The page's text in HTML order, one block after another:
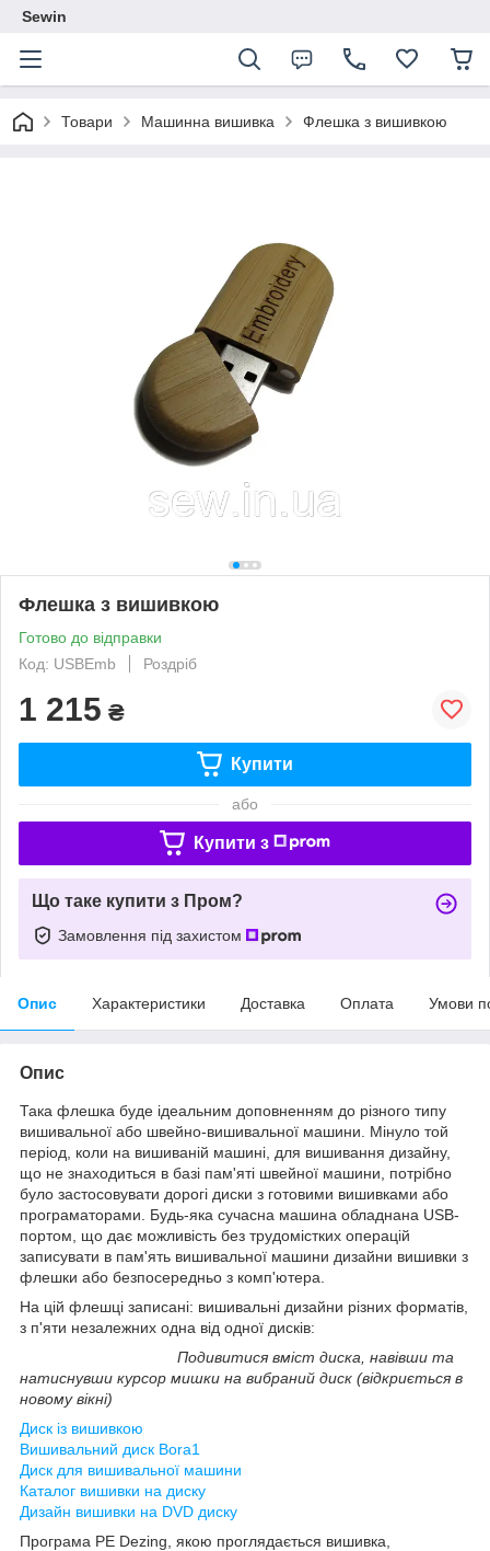
Sewin
Товари Машинна вишивка Флешка з вишивкою
Флешка з вишивкою
Готово до відправки
Код: USBEmb
Роздріб
1 215 ₴
Купити
або
Купити з
Що таке купити з Пром?
Замовлення під захистом
Опис Характеристики Доставка Оплата Умови
Опис
Така флешка буде ідеальним доповненням до різного типу
вишивальної або швейно-вишивальної машини. Мінуло той
період, коли на вишиваній машині, для вишивання дизайну,
що не знаходиться в базі пам'яті швейної машини, потрібно
було застосовувати дорогі диски з готовими вишивками або
програматорами. Будь-яка сучасна машина обладнана USB-
портом, що дає можливість без трудомістких операцій
записувати в пам'ять вишивальної машини дизайни вишивки з
флешки або безпосередньо з комп'ютера.
На цій флешці записані: вишивальні дизайни різних форматів,
з п'яти незалежних одна від одної дисків:
Подивитися вміст диска, навівши та
натиснувши курсор мишки на вибраний диск (відкриється в
новому вікні)
Диск із вишивкою
Вишивальний диск Bora1
Диск для вишивальної машини
Каталог вишивки на диску
Дизайн вишивки на DVD диску
Програма PE Dezing, якою проглядається вишивка,